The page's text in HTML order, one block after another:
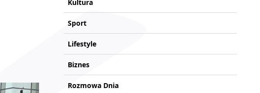
Kultura
Sport
Lifestyle
Biznes
Rozmowa Dnia